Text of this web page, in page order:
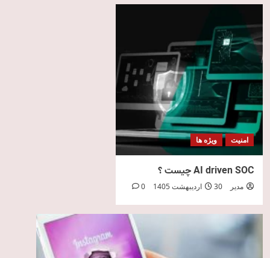
امنیت ویژه ها
AI driven SOC چیست ؟
مدیر 30 اردیبهشت 1405 0